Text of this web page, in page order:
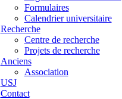
Formulaires
Calendrier universitaire
Recherche
Centre de recherche
Projets de recherche
Anciens
Association
USJ
Contact